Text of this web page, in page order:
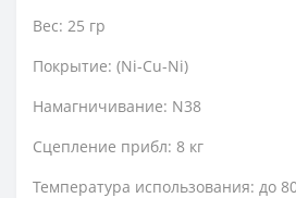
Вес: 25 гр
Покрытие: (Ni-Cu-Ni)
Намагничивание: N38
Сцепление прибл: 8 кг
Температура использования: до